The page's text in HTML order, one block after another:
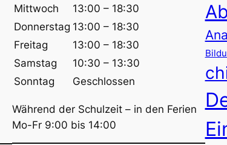
Mittwoch
13:00 – 18:30
Donnerstag 13:00 – 18:30
Freitag
13:00 – 18:30
Samstag
10:30 – 13:30
Sonntag
Geschlossen
Während der Schulzeit – in den Ferien
Mo-Fr 9:00 bis 14:00